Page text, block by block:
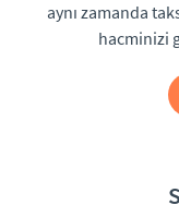
aynı zamanda
hacminizi